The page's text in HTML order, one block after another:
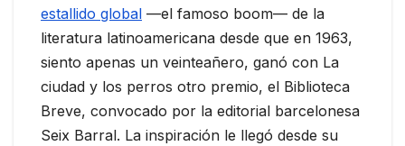
estallido global —el famoso boom— de la
literatura latinoamericana desde que en 1963,
siento apenas un veinteañero, ganó con La
ciudad y los perros otro premio, el Biblioteca
Breve, convocado por la editorial barcelonesa
Seix Barral. La inspiración le llegó desde su